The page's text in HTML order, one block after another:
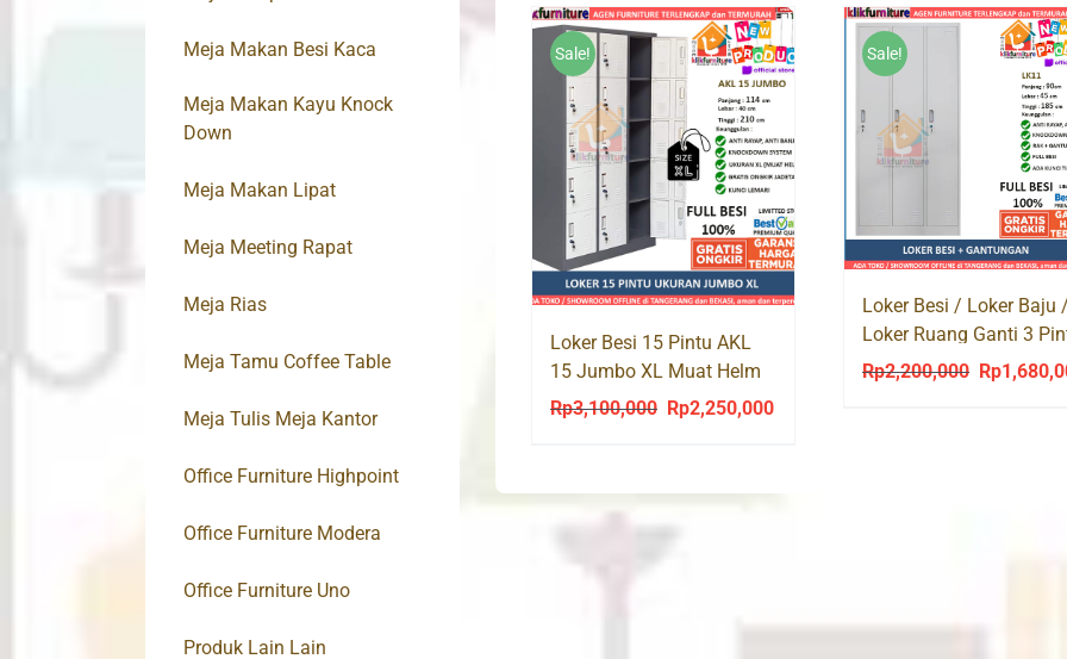
Sale!
Loker Besi 15 Pintu AKL
15 Jumbo XL Muat Helm
Rp3,100,000 Original
Rp2,250,000Current
Sale!
Loker Besi / Loker Baju /
Loker Ruang Ganti 3
LK11
Rp2,200,000
Original
Rp
Meja Makan Besi Kaca
Meja Makan Kayu Knock
Down
Meja Makan Lipat
Meja Meeting Rapat
Meja Rias
Meja Tamu Coffee Table
Meja Tulis Meja Kantor
Office Furniture Highpoint
Office Furniture Modera
Office Furniture Uno
Produk Lain Lain